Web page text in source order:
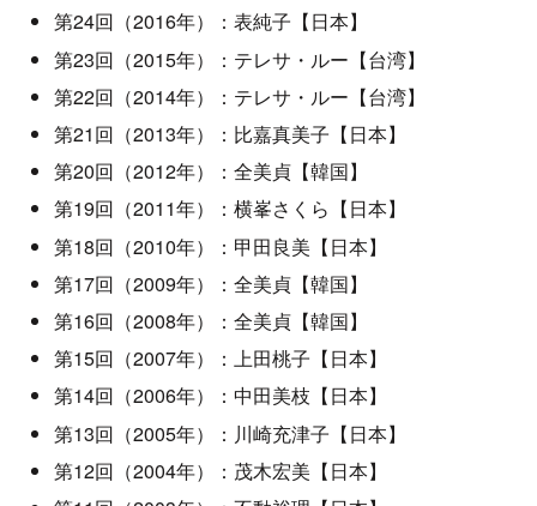
第24回（2016年）：表純子【日本】
第23回（2015年）：テレサ・ルー【台湾】
第22回（2014年）：テレサ・ルー【台湾】
第21回（2013年）：比嘉真美子【日本】
第20回（2012年）：全美貞【韓国】
第19回（2011年）：横峯さくら【日本】
第18回（2010年）：甲田良美【日本】
第17回（2009年）：全美貞【韓国】
第16回（2008年）：全美貞【韓国】
第15回（2007年）：上田桃子【日本】
第14回（2006年）：中田美枝【日本】
第13回（2005年）：川崎充津子【日本】
第12回（2004年）：茂木宏美【日本】